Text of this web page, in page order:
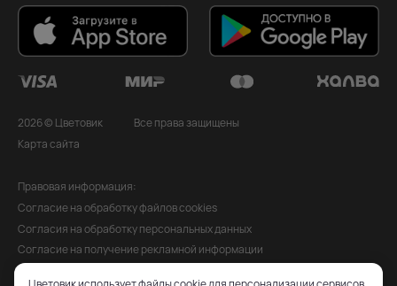
2026 © Цветовик
Все права защищены
Карта сайта
Правовая информация:
Согласие на обработку файлов cookies
Согласия на обработку персональных данных
Согласие на получение рекламной информации
Политика обработки персональных данных